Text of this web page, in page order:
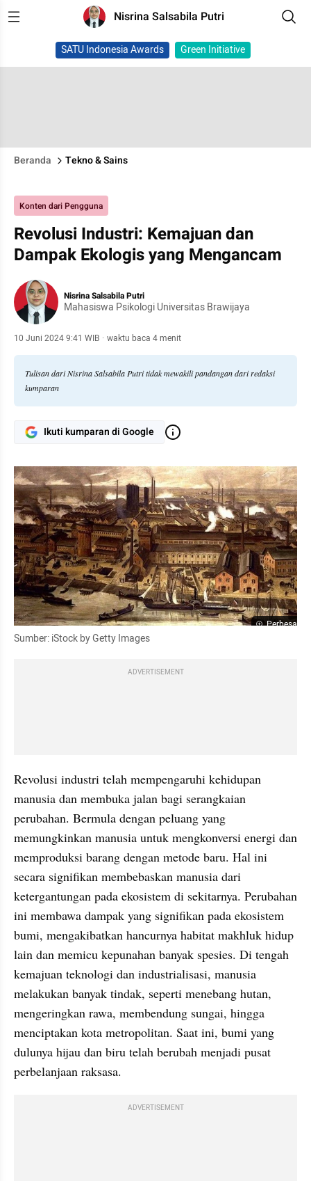
Nisrina Salsabila Putri
SATU Indonesia Awards Green Initiative
Beranda Tekno & Sains
Konten dari Pengguna
Revolusi Industri: Kemajuan dan
Dampak Ekologis yang Mengancam
Nisrina Salsabila Putri
Mahasiswa Psikologi Universitas Brawijaya
10 Juni 2024 9:41 WIB · waktu baca 4 menit
Tulisan dari Nisrina Salsabila Putri tidak mewakili pandangan dari redaksi
kumparan
Ikuti kumparan di Google
Perbesar
Sumber: iStock by Getty Images
ADVERTISEMENT
Revolusi industri telah mempengaruhi kehidupan
manusia dan membuka jalan bagi serangkaian
perubahan. Bermula dengan peluang yang
memungkinkan manusia untuk mengkonversi energi dan
memproduksi barang dengan metode baru. Hal ini
secara signifikan membebaskan manusia dari
ketergantungan pada ekosistem di sekitarnya. Perubahan
ini membawa dampak yang signifikan pada ekosistem
bumi, mengakibatkan hancurnya habitat makhluk hidup
lain dan memicu kepunahan banyak spesies. Di tengah
kemajuan teknologi dan industrialisasi, manusia
melakukan banyak tindak, seperti menebang hutan,
mengeringkan rawa, membendung sungai, hingga
menciptakan kota metropolitan. Saat ini, bumi yang
dulunya hijau dan biru telah berubah menjadi pusat
perbelanjaan raksasa.
ADVERTISEMENT